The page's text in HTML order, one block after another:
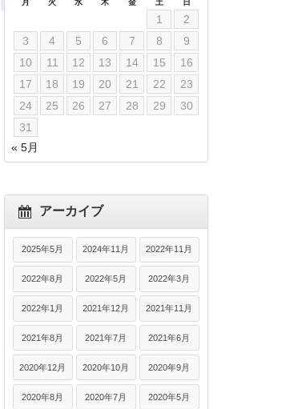
月 火 水 木 金 土 日
1
2
3
4 5 6 7 8
9
10
11 12 13 14 15
16
17
18 19 20 21 22
23
24
25 26 27 28 29
30
31
« 5月
アーカイブ
2025年5月 2024年11月 2022年11月
2022年8月 2022年5月 2022年3月
2022年1月 2021年12月 2021年11月
2021年8月 2021年7月 2021年6月
2020年12月 2020年10月 2020年9月
2020年8月 2020年7月 2020年5月